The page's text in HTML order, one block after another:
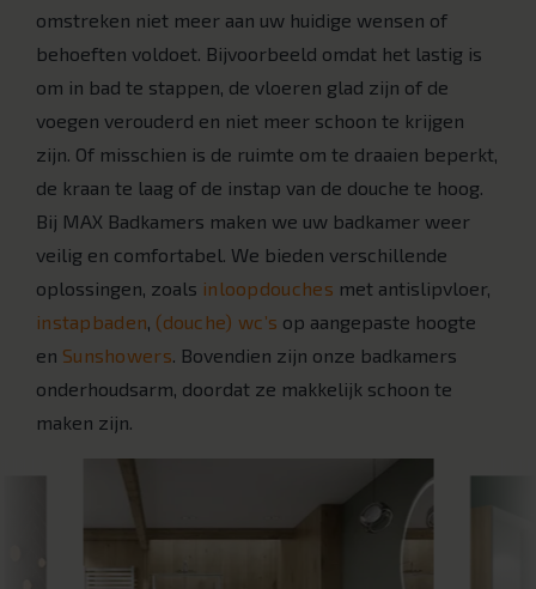
omstreken niet meer aan uw huidige wensen of
behoeften voldoet. Bijvoorbeeld omdat het lastig is
om in bad te stappen, de vloeren glad zijn of de
voegen verouderd en niet meer schoon te krijgen
zijn. Of misschien is de ruimte om te draaien beperkt,
de kraan te laag of de instap van de douche te hoog.
Bij MAX Badkamers maken we uw badkamer weer
veilig en comfortabel. We bieden verschillende
oplossingen, zoals inloopdouches met antislipvloer,
instapbaden, (douche) wc’s op aangepaste hoogte
en Sunshowers. Bovendien zijn onze badkamers
onderhoudsarm, doordat ze makkelijk schoon te
maken zijn.